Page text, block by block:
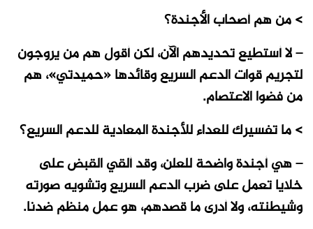
> من هم أصحاب الأجندة؟
– لا أستطيع تحديدهم الآن، لكن أقول هم من يروجون
لتجريم قوات الدعم السريع وقائدها «حميدتي»، هم
من فضوا الاعتصام.
> ما تفسيرك للعداء للأجندة المعادية للدعم السريع؟
– هي أجندة واضحة للعلن، وقد ألقي القبض على
خلايا تعمل على ضرب الدعم السريع وتشويه صورته
وشيطنته، ولا أدرى ما قصدهم، هو عمل منظم ضدنا.